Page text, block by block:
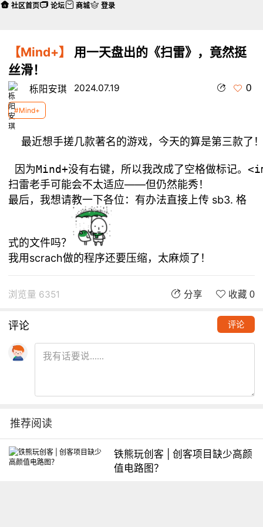
【Mind+】
用一天盘出的《扫雷》，竟然挺
丝滑！
栎阳安琪 2024.07.19 0
#Mind+
最近想手搓几款著名的游戏，今天的算是第
扫雷老手可能会不太适应——但仍然能秀！
最后，我想请教一下各位：有办法直接上传 sb3. 格
式的文件吗？
我用scrach做的程序还要压缩，太麻烦了！
浏览量 6351 分享 收藏 0
评论 评论
推荐阅读
铁熊玩创客 | 创客项目缺少高颜
值电路图？
社区首页 论坛 商城 登录